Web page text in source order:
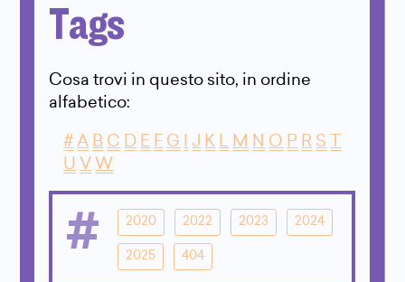
Tags
Cosa trovi in questo sito, in ordine
alfabetico:
# A B C D E F G J K L M N O P R S
U V W
# 2020 2022 2023 2024
2025 404